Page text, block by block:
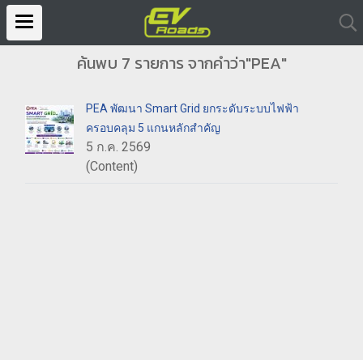
ค้นพบ 7 รายการ จากคำว่า"PEA"
PEA พัฒนา Smart Grid ยกระดับระบบไฟฟ้า
ครอบคลุม 5 แกนหลักสำคัญ
5 ก.ค. 2569
(Content)